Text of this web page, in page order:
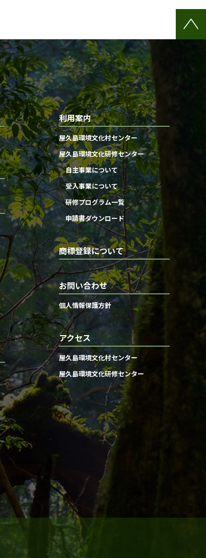
利用案内
屋久島環境文化村センター
屋久島環境文化研修センター
自主事業について
受入事業について
研修プログラム一覧
申請書ダウンロード
商標登録について
お問い合わせ
個人情報保護方針
アクセス
屋久島環境文化村センター
屋久島環境文化研修センター